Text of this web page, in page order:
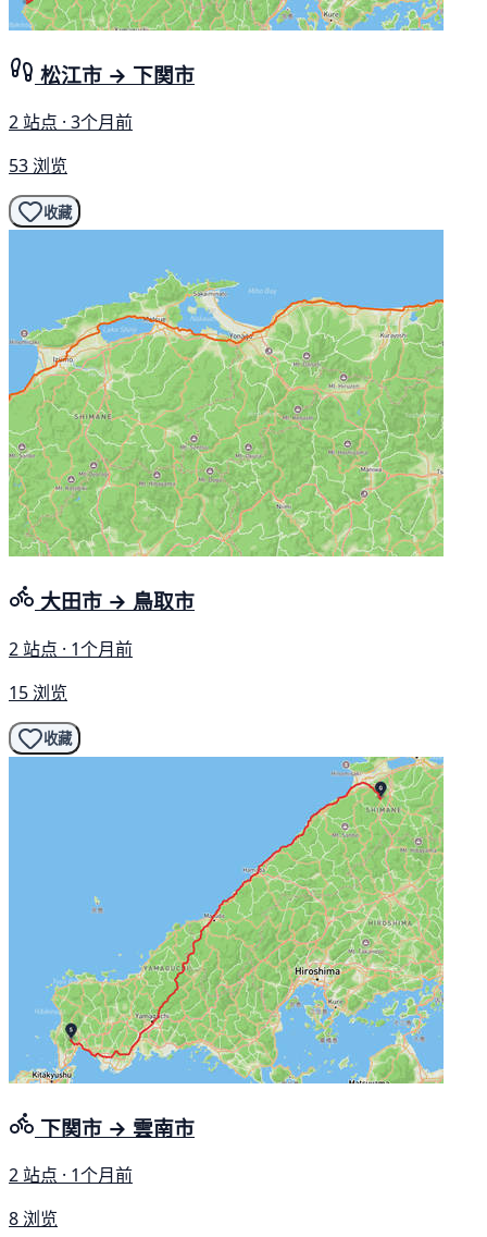
松江市 → 下関市
2 站点 · 3个月前
53 浏览
收藏
大田市 → 鳥取市
2 站点 · 1个月前
15 浏览
收藏
下関市 → 雲南市
2 站点 · 1个月前
8 浏览